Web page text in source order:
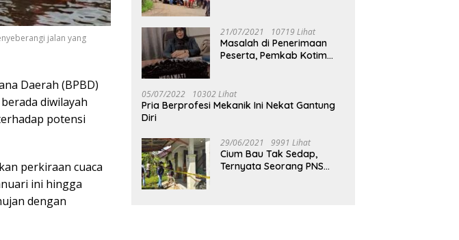
jalan yang
Daerah (BPBD)
diwilayah
potensi
perkiraan cuaca
ini hingga
dengan
21/07/2021 10719 Lihat
Masalah di Penerimaan
Peserta, Pemkab Kotim
05/07/2022 10302 Lihat
Pria Berprofesi Mekanik Ini Nekat Gantung
Diri
29/06/2021 9991 Lihat
Cium Bau Tak Sedap,
Ternyata Seorang PNS